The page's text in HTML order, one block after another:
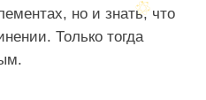
но и знать, что
Только тогда